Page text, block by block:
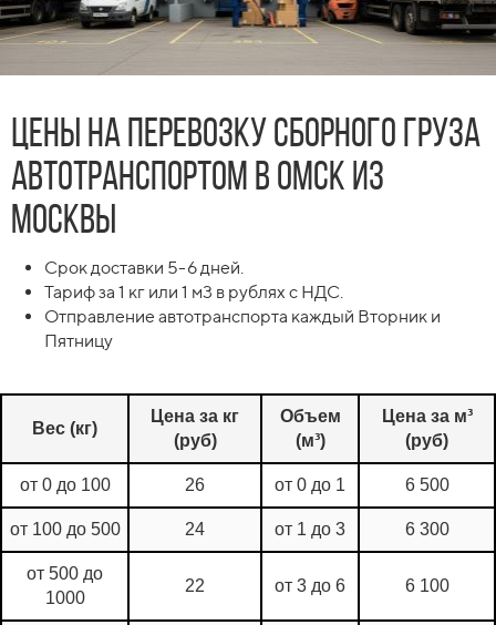
Цены на перевозку сборного груза
автотранспортом в Омск из
Москвы
Срок доставки 5-6 дней.
Тариф за 1 кг или 1 м3 в рублях с НДС.
Отправление автотранспорта каждый Вторник и
Пятницу
Вес (кг)
Цена за кг
(руб)
Объем
(м³)
Цена за м³
(руб)
от 0 до 100 26 от 0 до 1 6 500
от 100 до 500 24 от 1 до 3 6 300
от 500 до
1000
22 от 3 до 6 6 100